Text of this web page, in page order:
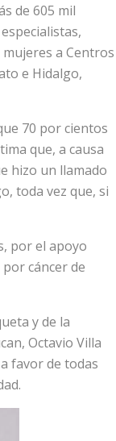
de 605 mil
a Centros
e Hidalgo,
70 por cientos
que, a causa
hizo un llamado
toda vez que, si
por el apoyo
cáncer de
y de la
Octavio Villa
favor de todas